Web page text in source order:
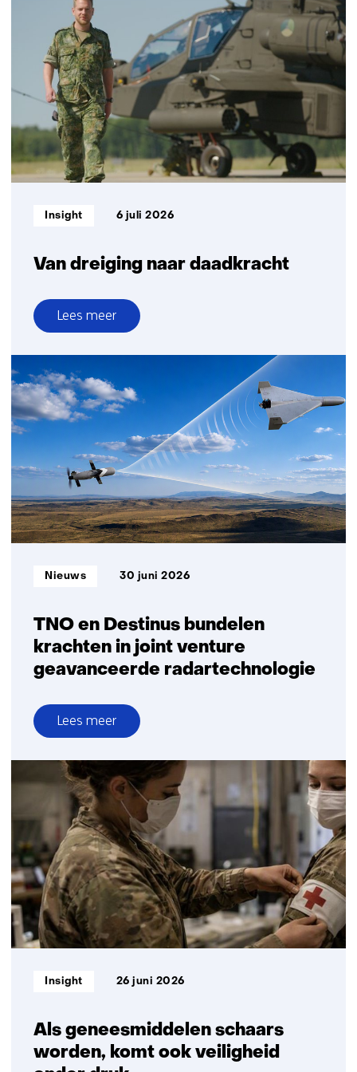
technologie
aan
de
frontlinie
Van dreiging naar daadkracht
Informatietype:
Insight 6 juli 2026
Lees meer
over
Van
dreiging
naar
daadkracht
TNO en Destinus bundelen
krachten in joint venture
geavanceerde radartechnologie
Informatietype:
Nieuws 30 juni 2026
Lees meer
over
TNO
en
Destinus
bundelen
krachten
in
joint
venture
geavanceerde
radartechnologie
Als geneesmiddelen schaars
worden, komt ook veiligheid
Informatietype:
Insight 26 juni 2026